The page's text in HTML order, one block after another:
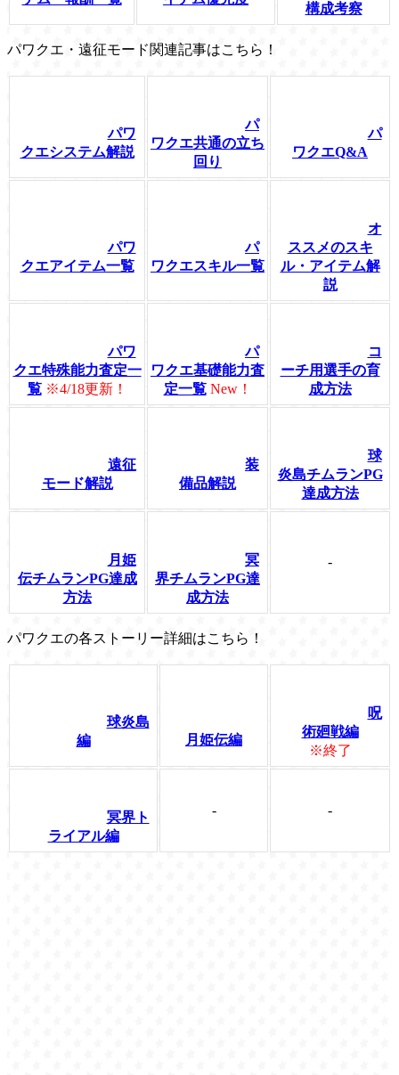
構成考察
パワクエ・遠征モード関連記事はこちら！
パワ
クエシステム解説
パ
ワクエ共通の立ち
回り
パ
ワクエQ&A
パワ
クエアイテム一覧
パ
ワクエスキル一覧
オ
ススメのスキ
ル・アイテム解
説
パワ
クエ特殊能力査定一
覧 ※4/18更新！
パ
ワクエ基礎能力査
定一覧 New！
コ
ーチ用選手の育
成方法
遠征
モード解説
装
備品解説
球
炎島チムランPG
達成方法
月姫
伝チムランPG達成
方法
冥
界チムランPG達
成方法
-
パワクエの各ストーリー詳細はこちら！
球炎島
編
月姫伝編
呪
術廻戦編
※終了
冥界ト
ライアル編
- -